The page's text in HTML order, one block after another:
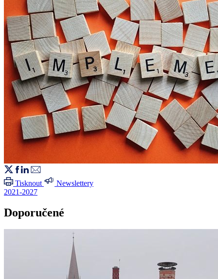
Tisknout
Newslettery
2021-2027
Doporučené